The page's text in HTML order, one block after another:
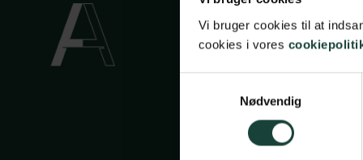
Vi bruger cookies til at
cookies i vores
Nødvendig